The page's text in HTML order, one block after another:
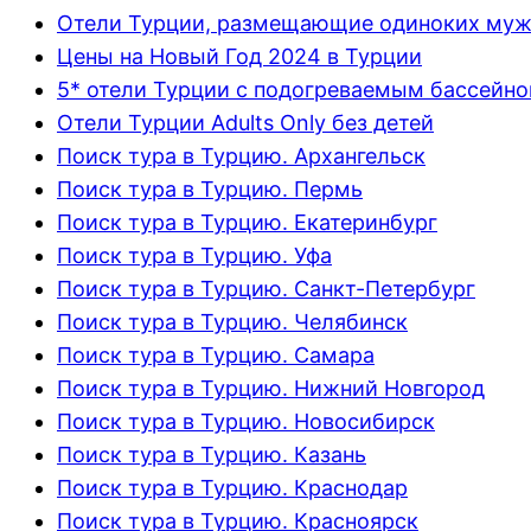
Отели Турции, размещающие одиноких
Цены на Новый Год 2024 в Турции
5* отели Турции с подогреваемым
Отели Турции Adults Only без детей
Поиск тура в Турцию. Архангельск
Поиск тура в Турцию. Пермь
Поиск тура в Турцию. Екатеринбург
Поиск тура в Турцию. Уфа
Поиск тура в Турцию. Санкт-Петербург
Поиск тура в Турцию. Челябинск
Поиск тура в Турцию. Самара
Поиск тура в Турцию. Нижний Новгород
Поиск тура в Турцию. Новосибирск
Поиск тура в Турцию. Казань
Поиск тура в Турцию. Краснодар
Поиск тура в Турцию. Красноярск